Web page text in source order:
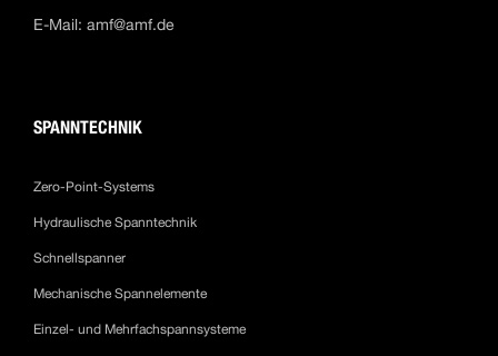
E-Mail: amf@amf.de
SPANNTECHNIK
Zero-Point-Systems
Hydraulische Spanntechnik
Schnellspanner
Mechanische Spannelemente
Einzel- und Mehrfachspannsysteme